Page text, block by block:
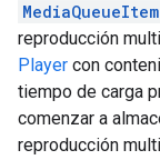
MediaQueueItem
reproducción
Player con
tiempo de carga
comenzar a
reproducción